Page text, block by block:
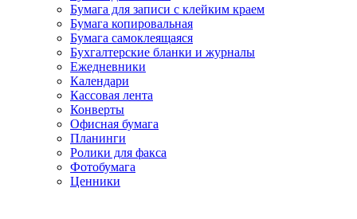
Бумага для записи с клейким краем
Бумага копировальная
Бумага самоклеящаяся
Бухгалтерские бланки и журналы
Ежедневники
Календари
Кассовая лента
Конверты
Офисная бумага
Планинги
Ролики для факса
Фотобумага
Ценники